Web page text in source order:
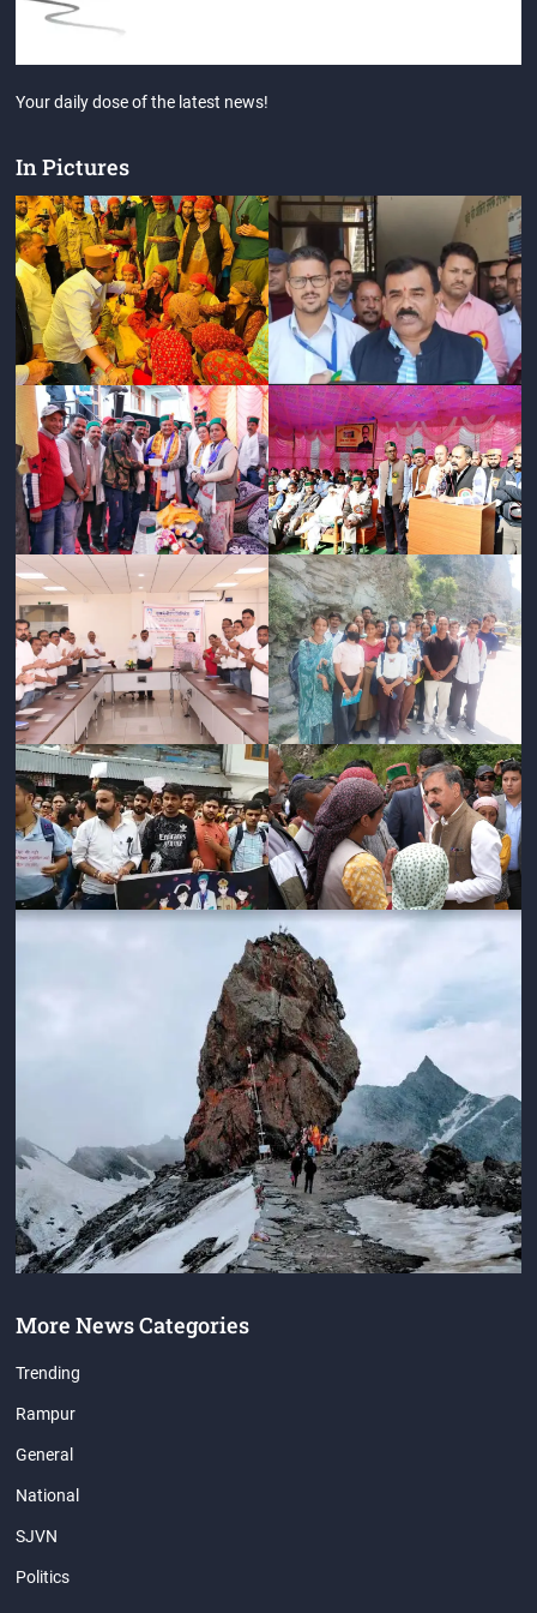
Your daily dose of the latest news!
In Pictures
More News Categories
Trending
Rampur
General
National
SJVN
Politics